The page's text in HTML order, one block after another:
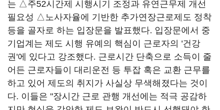
는 △주52시간제 시행시기 조정과 유연근무제 개선
필요성 △노사자율에 기반한 추가연장근로제도 정착
등을 골자로 하는 입장문을 발표했다. 입장문에서 중
기업계는 제도 시행 유예의 핵심이 근로자의 '건강
권'에 있다고 강조했다. 근로시간 단축으로 소득이 줄
어든 근로자들이 대리운전 등 투잡 혹은 교환 근무를
하고 있어 제도의 취지가 사실상 무색해졌다는 것이
다. 이들은 "장시간 근로 관행 개선에는 적극 공감하